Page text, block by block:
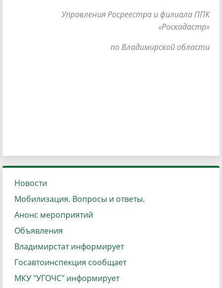
Управления Росреестра и филиала ППК
«Роскадастр»
по Владимирской области
Новости
Мобилизация. Вопросы и ответы.
Анонс мероприятий
Объявления
Владимирстат информирует
Госавтоинспекция сообщает
МКУ "УГОЧС" информирует